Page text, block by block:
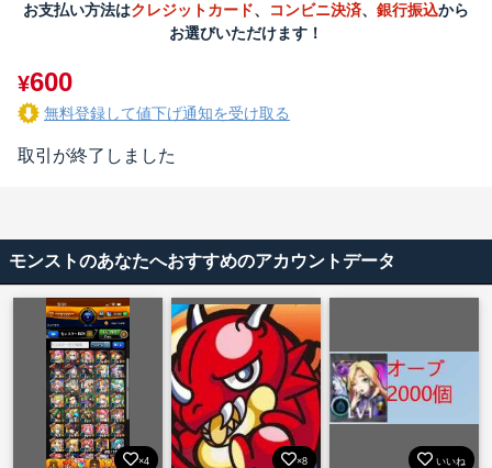
お支払い方法はクレジットカード、 コンビニ決済、 銀行振込から
お選びいただけます！
¥600
無料登録して値下げ通知を受け取る
取引が終了しました
モンストのあなたへおすすめのアカウントデータ
×4 ×8 いいね